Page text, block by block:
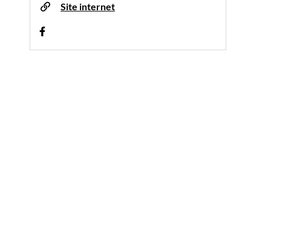
Site internet
Visiter la page Facebook (nouvelle fenêtre)